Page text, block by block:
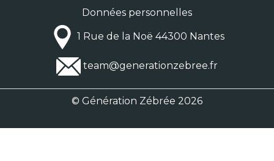
Données personnelles
1 Rue de la Noë 44300 Nantes
team@generationzebree.fr
© Génération Zébrée 2026